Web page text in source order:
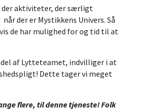
der aktiviteter, der særligt
der er Mystikkens Univers. Så
de har mulighed for og tid til at
af Lytteteamet, indvilliger i at
Dette tager vi meget
flere, til denne tjeneste! Folk